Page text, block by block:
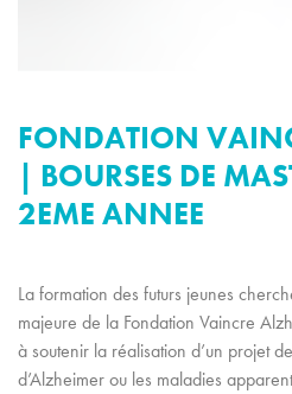
FONDATION
| BOURSES DE
2EME ANNEE
La formation des futurs jeunes
majeure de la Fondation Vaincre
à soutenir la réalisation d’un projet
d’Alzheimer ou les maladies